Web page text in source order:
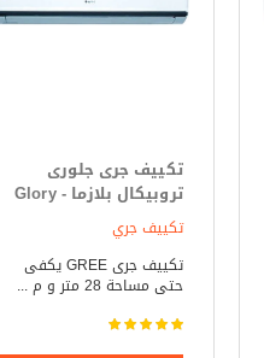
تكييف جرى جلورى
تروبيكال بلازما - Glory
فقط
تكييف جري
تكييف جرى GREE يكفى
حتى مساحة 28 متر و م ...